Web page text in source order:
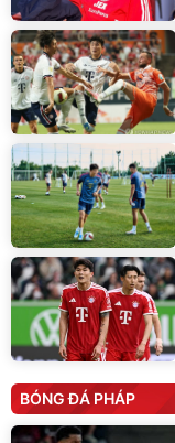
BÓNG ĐÁ PHÁP